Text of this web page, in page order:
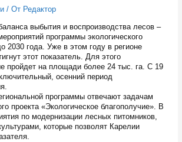
/ От Редактор
выбытия и воспроизводства лесов –
программы экологического
2030 года. Уже в этом году в регионе
этот показатель. Для этого
пройдет на площади более 24 тыс. га. С 19
осенний период
программы отвечают задачам
проекта «Экологическое благополучие». В
по модернизации лесных питомников,
которые позволят Карелии